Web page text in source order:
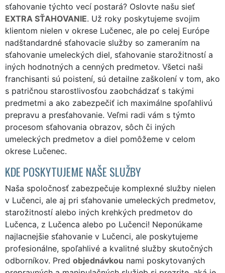
sťahovanie týchto vecí postará? Oslovte našu sieť
EXTRA SŤAHOVANIE. Už roky poskytujeme svojim
klientom nielen v okrese Lučenec, ale po celej Európe
nadštandardné sťahovacie služby so zameraním na
sťahovanie umeleckých diel, sťahovanie starožitností a
iných hodnotných a cenných predmetov. Všetci naši
franchisanti sú poistení, sú detailne zaškolení v tom, ako
s patričnou starostlivosťou zaobchádzať s takými
predmetmi a ako zabezpečiť ich maximálne spoľahlivú
prepravu a presťahovanie. Veľmi radi vám s týmto
procesom sťahovania obrazov, sôch či iných
umeleckých predmetov a diel pomôžeme v celom
okrese Lučenec.
KDE POSKYTUJEME NAŠE SLUŽBY
Naša spoločnosť zabezpečuje komplexné služby nielen
v Lučenci, ale aj pri sťahovanie umeleckých predmetov,
starožitností alebo iných krehkých predmetov do
Lučenca, z Lučenca alebo po Lučenci! Neponúkame
najlacnejšie sťahovanie v Lučenci, ale poskytujeme
profesionálne, spoľahlivé a kvalitné služby skutočných
odborníkov. Pred objednávkou nami poskytovaných